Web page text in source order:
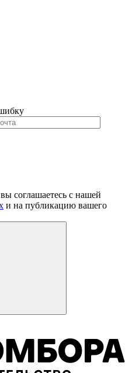
соглашаетесь с нашей
и на публикацию вашего